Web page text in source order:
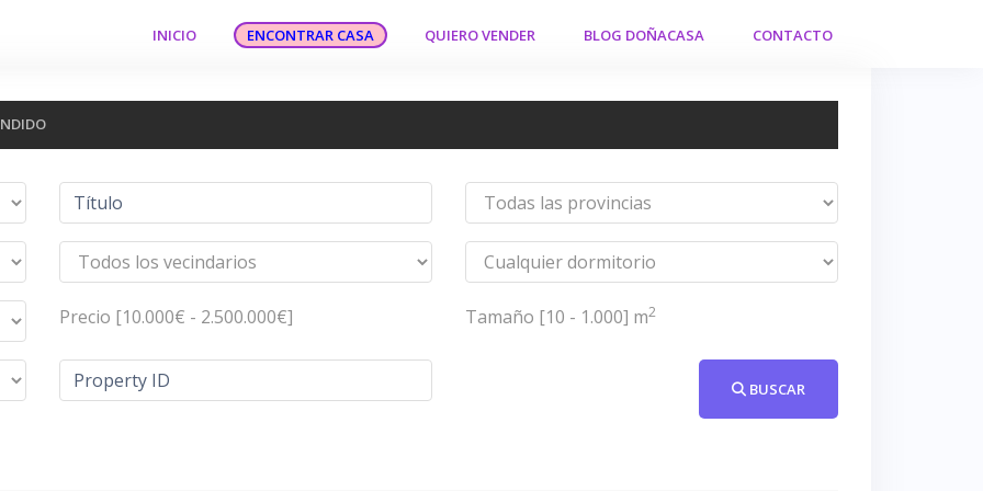
INICIO ENCONTRAR CASA QUIERO VENDER BLOG DOÑACASA CONTACTO
Precio [10.000€ - 2.500.000€] Tamaño [10 - 1.000] m2
BUSCAR